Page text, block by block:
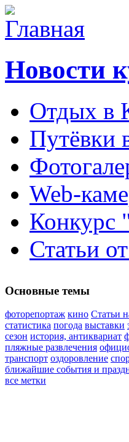
Новости
Отдых в
Путёвки
Web-
Конкурс
Статьи
Основные темы
фоторепортаж кино Статьи
статистика погода выставки
сезон история, антиквариат
пляжные развлечения
транспорт оздоровление
ближайшие события и
все метки